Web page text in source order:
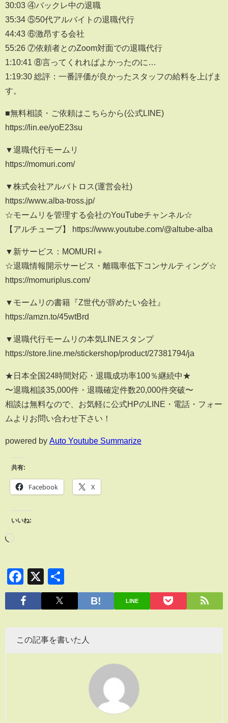
30:03 ④バックレ中の退職
35:34 ⑤50代アルバイトの退職代行
44:43 ⑥激昂する会社
55:26 ⑦依頼者とのZoom対面での退職代行
1:10:41 ⑧言ってくれればよかったのに…
1:19:30 総評：一番評価が良かったスタッフの給料を上げま
す。
■無料相談・ご依頼はこちらから(公式LINE)
https://lin.ee/yoE23su
▼退職代行モームリ
https://momuri.com/
▼株式会社アルバトロス(運営会社)
https://www.alba-tross.jp/
☆モームリを管理する会社のYouTubeチャンネル☆
【アルチューブ】 https://www.youtube.com/@altube-alba
▼新サービス：MOMURI＋
☆退職情報開示サービス・離職率低下コンサルティング☆
https://momuriplus.com/
▼モームリの書籍『Z世代が辞めたい会社』
https://amzn.to/45wtBrd
▼退職代行モームリの本気LINEスタンプ
https://store.line.me/stickershop/product/27381794/ja
★日本全国24時間対応・退職成功率100％継続中★
〜退職相談35,000件・退職確定件数20,000件突破〜
相談は無料なので、お気軽に公式HPのLINE・電話・フォー
ムよりお問い合わせ下さい！
powered by Auto Youtube Summarize
共有:
Facebook X
いいね:
Facebook
X
有
LINE
この記事を書いた人